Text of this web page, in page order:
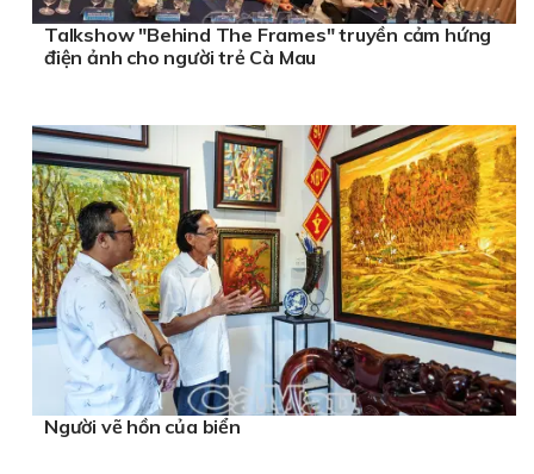
Talkshow "Behind The Frames" truyền cảm hứng
điện ảnh cho người trẻ Cà Mau
Người vẽ hồn của biển